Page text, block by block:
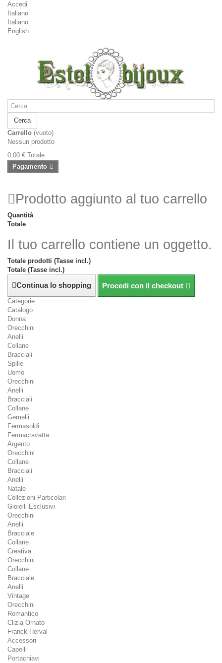
Accedi
Italiano
Italiano
English
Cerca
Carrello (vuoto)
Nessun prodotto
0,00 € Totale
Pagamento
Prodotto aggiunto al tuo carrello
Quantità
Totale
Il tuo carrello contiene un oggetto.
Totale prodotti (Tasse incl.)
Totale (Tasse incl.)
Continua lo shopping Procedi con il checkout
Categorie
Catalogo
Donna
Orecchini
Anelli
Collane
Bracciali
Spille
Uomo
Orecchini
Anelli
Bracciali
Collane
Gemelli
Fermasoldi
Fermacravatta
Argento
Orecchini
Collane
Bracciali
Anelli
Natale
Collezioni Particolari
Gioielli Esclusivi
Orecchini
Anelli
Bracciale
Collane
Creativa
Orecchini
Collane
Bracciale
Anelli
Vintage
Orecchini
Romantico
Clizia Ornato
Franck Herval
Accessori
Capelli
Portachiavi